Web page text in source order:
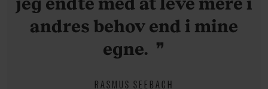
andres behov end i mine
egne.
RASMUS SEEBACH